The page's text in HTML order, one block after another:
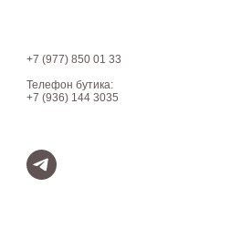
+7 (977) 850 01 33
Телефон бутика:
+7 (936) 144 3035